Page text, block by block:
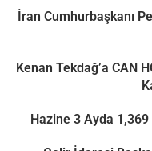
İran Cumhurbaşkanı
Kenan Tekdağ’a CAN
Hazine 3 Ayda